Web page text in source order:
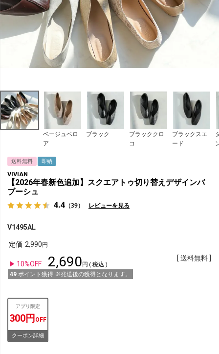
ベージュベロ
ア
ブラック
ブラッククロ
コ
ブラックスエ
ード
送料無料 即納
VIVIAN
【2026年春新色追加】スクエアトゥ切り替えデザインバ
ブーシュ
4.4 （39） レビューを見る
V1495AL
定価 2,990
10%OFF 2,690
税込
49 ポイント獲得 ※発送後の獲得となります。
送料無料
アプリ限定
300円 OFF
クーポン詳細